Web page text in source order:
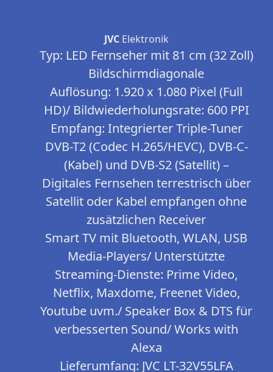
JVC Elektronik
Typ: LED Fernseher mit 81 cm (32 Zoll)
Bildschirmdiagonale
Auflösung: 1.920 x 1.080 Pixel (Full
HD)/ Bildwiederholungsrate: 600 PPI
Empfang: Integrierter Triple-Tuner
DVB-T2 (Codec H.265/HEVC), DVB-C-
(Kabel) und DVB-S2 (Satellit) –
Digitales Fernsehen terrestrisch über
Satellit oder Kabel empfangen ohne
zusätzlichen Receiver
Smart TV mit Bluetooth, WLAN, USB
Media-Players/ Unterstützte
Streaming-Dienste: Prime Video,
Netflix, Maxdome, Freenet Video,
Youtube uvm./ Speaker Box & DTS für
verbesserten Sound/ Works with
Alexa
Lieferumfang: JVC LT-32V55LFA